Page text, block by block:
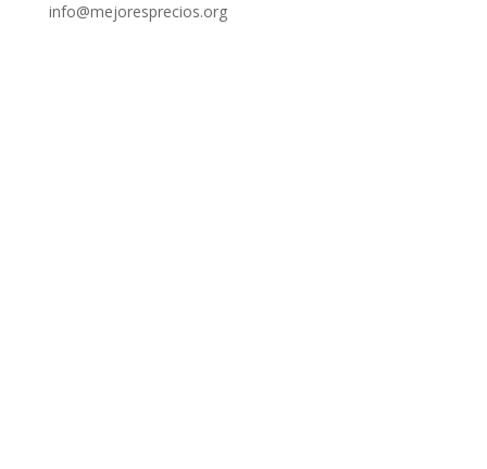
info@mejoresprecios.org